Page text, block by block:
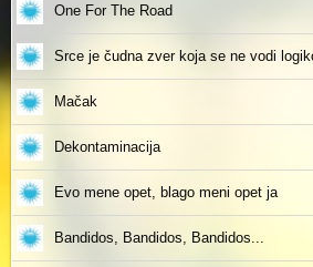
One For The Road
Srce je čudna zver koja se ne vodi
Mačak
Dekontaminacija
Evo mene opet, blago meni opet ja
Bandidos, Bandidos, Bandidos...